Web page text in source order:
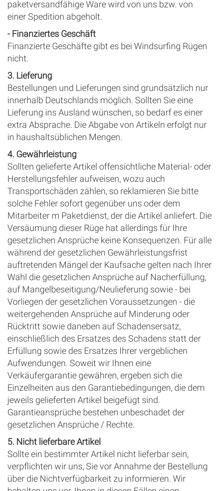
paketversandfähige Ware wird von uns bzw. von
einer Spedition abgeholt.
- Finanziertes Geschäft
Finanzierte Geschäfte gibt es bei Windsurfing Rügen
nicht.
3. Lieferung
Bestellungen und Lieferungen sind grundsätzlich nur
innerhalb Deutschlands möglich. Sollten Sie eine
Lieferung ins Ausland wünschen, so bedarf es einer
extra Absprache. Die Abgabe von Artikeln erfolgt nur
in haushaltsüblichen Mengen.
4. Gewährleistung
Sollten gelieferte Artikel offensichtliche Material- oder
Herstellungsfehler aufweisen, wozu auch
Transportschäden zählen, so reklamieren Sie bitte
solche Fehler sofort gegenüber uns oder dem
Mitarbeiter m Paketdienst, der die Artikel anliefert. Die
Versäumung dieser Rüge hat allerdings für Ihre
gesetzlichen Ansprüche keine Konsequenzen. Für alle
während der gesetzlichen Gewährleistungsfrist
auftretenden Mängel der Kaufsache gelten nach Ihrer
Wahl die gesetzlichen Ansprüche auf Nacherfüllung,
auf Mangelbeseitigung/Neulieferung sowie - bei
Vorliegen der gesetzlichen Voraussetzungen - die
weitergehenden Ansprüche auf Minderung oder
Rücktritt sowie daneben auf Schadensersatz,
einschließlich des Ersatzes des Schadens statt der
Erfüllung sowie des Ersatzes Ihrer vergeblichen
Aufwendungen. Soweit wir Ihnen eine
Verkäufergarantie gewähren, ergeben sich die
Einzelheiten aus den Garantiebedingungen, die dem
jeweils gelieferten Artikel beigefügt sind.
Garantieansprüche bestehen unbeschadet der
gesetzlichen Ansprüche / Rechte.
5. Nicht lieferbare Artikel
Sollte ein bestimmter Artikel nicht lieferbar sein,
verpflichten wir uns, Sie vor Annahme der Bestellung
über die Nichtverfügbarkeit zu informieren. Wir